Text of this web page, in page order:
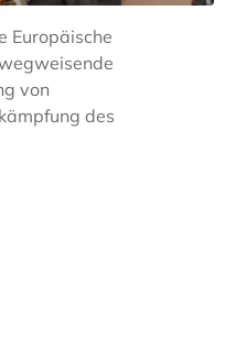
Europäische
von
des